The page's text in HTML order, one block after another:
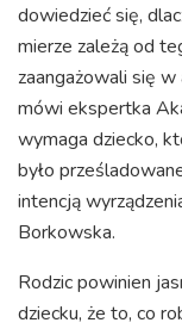
dowiedzieć się,
mierze zależą od
zaangażowali się
mówi ekspertka
wymaga dziecko,
było
intencją
Borkowska.
Rodzic powinien
dziecku, że to, co